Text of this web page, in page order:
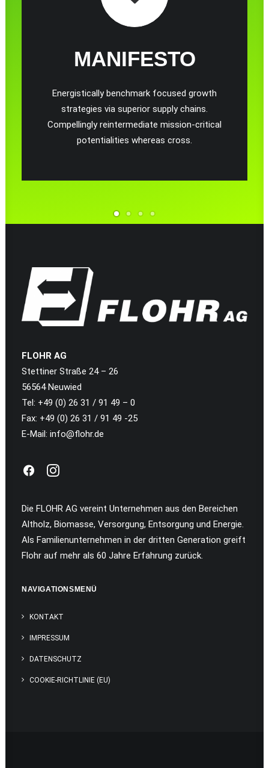
MANIFESTO
Energistically benchmark focused growth
strategies via superior supply chains.
Compellingly reintermediate mission-critical
potentialities whereas cross.
FLOHR AG
Stettiner Straße 24 – 26
56564 Neuwied
Tel: +49 (0) 26 31 / 91 49 – 0
Fax: +49 (0) 26 31 / 91 49 -25
E-Mail: info@flohr.de
Die FLOHR AG vereint Unternehmen aus den Bereichen
Altholz, Biomasse, Versorgung, Entsorgung und Energie.
Als Familienunternehmen in der dritten Generation greift
Flohr auf mehr als 60 Jahre Erfahrung zurück.
NAVIGATIONSMENÜ
KONTAKT
IMPRESSUM
DATENSCHUTZ
COOKIE-RICHTLINIE (EU)